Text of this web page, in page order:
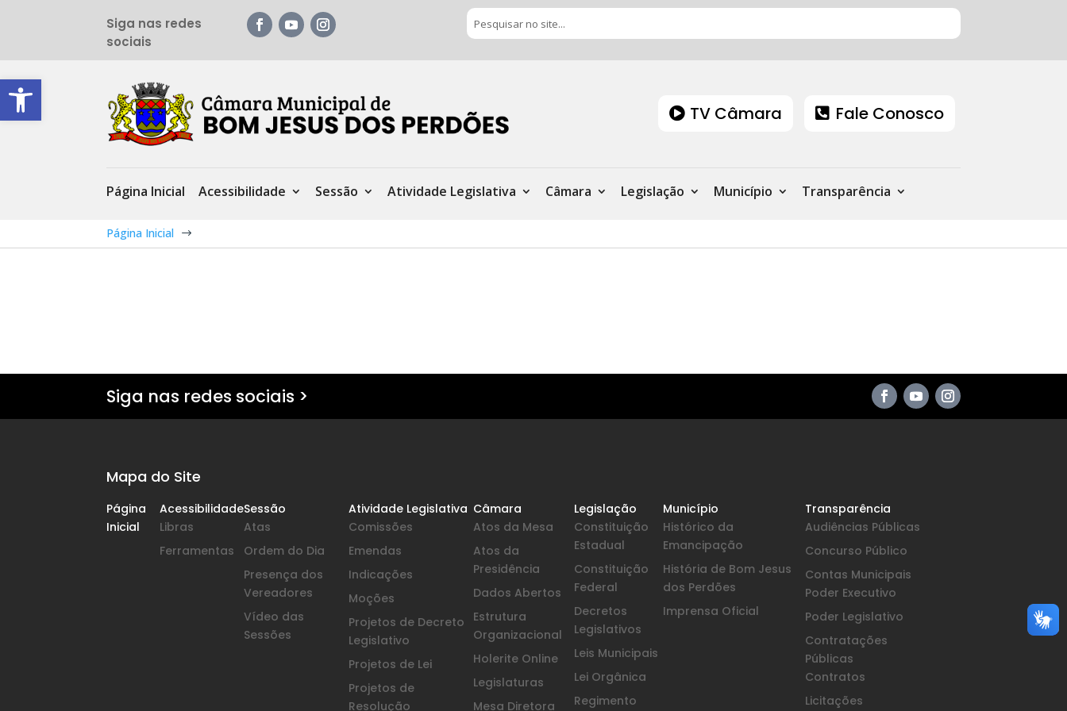
Barra de Ferramentas Aberta
Siga nas redes
sociais
TV Câmara Fale Conosco
Página Inicial Acessibilidade Sessão Atividade Legislativa Câmara Legislação Município Transparência
Página Inicial $
Siga nas redes sociais >
Mapa do Site
Página
Inicial
Acessibilidade
Libras
Ferramentas
Sessão
Atas
Ordem do Dia
Presença dos
Vereadores
Vídeo das
Sessões
Atividade Legislativa
Comissões
Emendas
Indicações
Moções
Projetos de Decreto
Legislativo
Projetos de Lei
Projetos de
Resolução
Câmara
Atos da Mesa
Atos da
Presidência
Dados Abertos
Estrutura
Organizacional
Holerite Online
Legislaturas
Mesa Diretora
Legislação
Constituição
Estadual
Constituição
Federal
Decretos
Legislativos
Leis Municipais
Lei Orgânica
Regimento
Município
Histórico da
Emancipação
História de Bom Jesus
dos Perdões
Imprensa Oficial
Transparência
Audiências Públicas
Concurso Público
Contas Municipais
Poder Executivo
Poder Legislativo
Contratações
Públicas
Contratos
Licitações